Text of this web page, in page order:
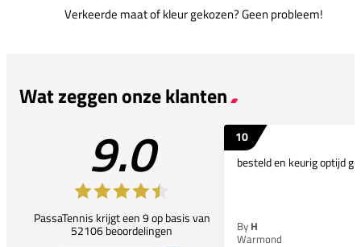
Verkeerde maat of kleur gekozen? Geen probleem!
Wat zeggen onze klanten
9.0
PassaTennis krijgt een 9 op basis van
52106 beoordelingen
10
besteld en keurig optijd
By H
Warmond